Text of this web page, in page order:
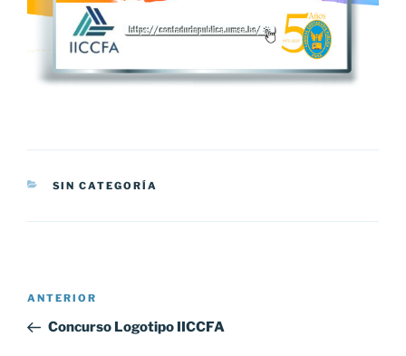
CATEGORÍAS
SIN CATEGORÍA
Navegación
entradas
Entrada
anterior:
ANTERIOR
Concurso Logotipo IICCFA